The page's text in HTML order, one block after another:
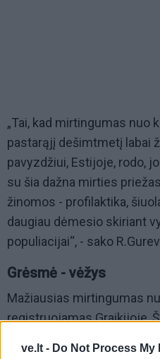
ve.lt - Do Not Process
„Tai, kad mirtingumas
pastarąjį dešimtmetį labai
pavyzdžiui, Estijoje, rodo,
su šia dažna mirties
žinomos - profilaktika,
daugiau dėmesio skiriant
populiacijai“, - sako
Grėsmė - vėžys
Mažiausias mirtingumas
registruojamas Graikijoje,
Kipre, mažiau nei 150